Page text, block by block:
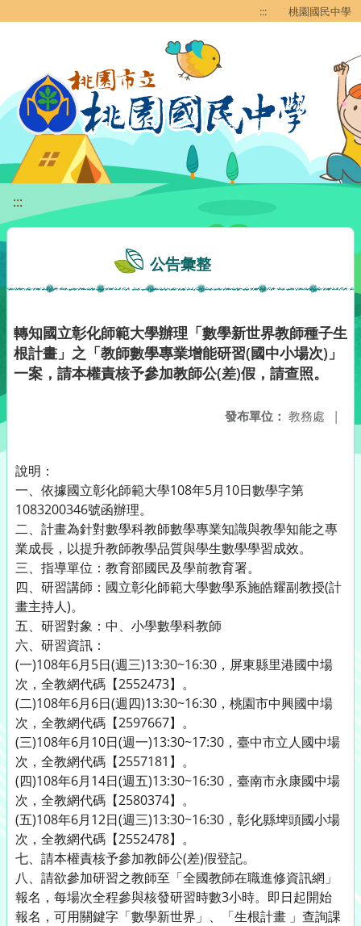
::: 桃園國民中學
:::
公告彙整
轉知國立彰化師範大學辦理「數學新世界教師種子生
根計畫」之「教師數學專業增能研習(國中小場次)」
一案，請本權責核予參加教師公(差)假，請查照。
發布單位： 教務處 |
說明：
一、依據國立彰化師範大學108年5月10日數學字第
1083200346號函辦理。
二、計畫為針對數學科教師數學專業知識與教學知能之專
業成長，以提升教師教學品質與學生數學學習成效。
三、指導單位：教育部國民及學前教育署。
四、研習講師：國立彰化師範大學數學系施皓耀副教授(計
畫主持人)。
五、研習對象：中、小學數學科教師
六、研習資訊：
(一)108年6月5日(週三)13:30~16:30，屏東縣里港國中場
次，全教網代碼【2552473】。
(二)108年6月6日(週四)13:30~16:30，桃園市中興國中場
次，全教網代碼【2597667】。
(三)108年6月10日(週一)13:30~17:30，臺中市立人國中場
次，全教網代碼【2557181】。
(四)108年6月14日(週五)13:30~16:30，臺南市永康國中場
次，全教網代碼【2580374】。
(五)108年6月12日(週三)13:30~16:30，彰化縣埤頭國小場
次，全教網代碼【2552478】。
七、請本權責核予參加教師公(差)假登記。
八、請欲參加研習之教師至「全國教師在職進修資訊網」
報名，每場次全程參與核發研習時數3小時。即日起開始
報名，可用關鍵字「數學新世界」、「生根計畫 」查詢課